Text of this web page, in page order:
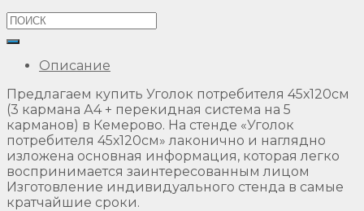
Описание
Предлагаем купить Уголок потребителя 45х120см
(3 кармана А4 + перекидная система на 5
карманов) в Кемерово. На стенде «Уголок
потребителя 45х120см» лаконично и наглядно
изложена основная информация, которая легко
воспринимается заинтересованным лицом
Изготовление индивидуального стенда в самые
кратчайшие сроки.